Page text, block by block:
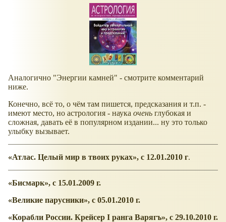
Аналогично "Энергии камней" - смотрите комментарий
ниже.
Конечно, всё то, о чём там пишется, предсказания и т.п. -
имеют место, но астрология - наука очень глубокая и
сложная, давать её в популярном издании... ну это только
улыбку вызывает.
Атлас. Целый мир в твоих руках , с 12.01.2010 г.
Бисмарк , с 15.01.2009 г.
Великие парусники , с 05.01.2010 г.
Корабли России. Крейсер I ранга Варягъ , с 29.10.2010 г.